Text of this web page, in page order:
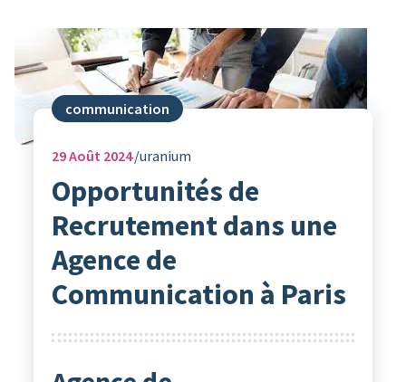
communication
29Août 2024 uranium
Opportunités de
Recrutement dans une
Agence de
Communication à Paris